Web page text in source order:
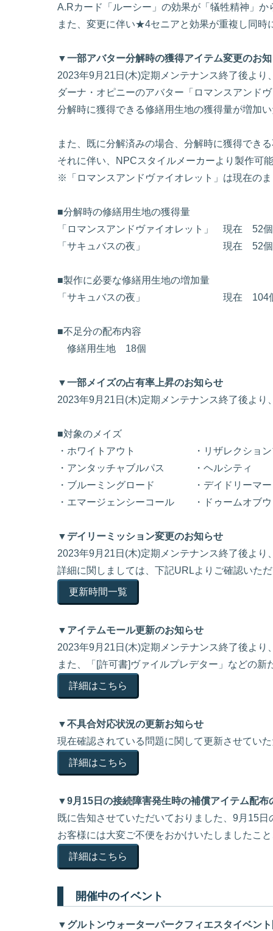
A.Rカード「ルーシー」の効果が「犠牲精神」
また、変更に伴い★4セニアと効果が重複し同時
▼一部アバター分解時の獲得アイテム変更のお
2023年9月21日(木)定期メンテナンス終了後より
ダーナ・オピニーのアバター「ロマンスアンド
分解時に獲得できる修繕用生地の獲得量が増加
また、既に分解済みの場合、分解時に獲得でき
それに伴い、NPCスタイルメーカーより製作可
※「ロマンスアンドヴァイオレット」は現在の
■分解時の修繕用生地の獲得量
「ロマンスアンドヴァイオレット」 現在 52
「サキュバスの夜」 現在 52個
■製作に必要な修繕用生地の増加量
「サキュバスの夜」 現在 104個
■不足分の配布内容
修繕用生地 18個
▼一部メイズの占有率上昇のお知らせ
2023年9月21日(木)定期メンテナンス終了後よ
■対象のメイズ
・ホワイトアウト ・リザレクションプ
・アンタッチャブルパス ・ヘルシティ
・ブルーミングロード ・デイドリーマー
・エマージェンシーコール ・ドゥームオブウ
▼デイリーミッション変更のお知らせ
2023年9月21日(木)定期メンテナンス終了後よ
詳細に関しましては、下記URLよりご確認いた
更新時間一覧
▼アイテムモール更新のお知らせ
2023年9月21日(木)定期メンテナンス終了後よ
また、「[許可書]ヴァイルプレデター」などの
詳細はこちら
▼不具合対応状況の更新お知らせ
現在確認されている問題に関して更新させてい
詳細はこちら
▼9月15日の接続障害発生時の補償アイテム配布
既に告知させていただいておりました、9月15
お客様には大変ご不便をおかけいたしましたこ
詳細はこちら
開催中のイベント
▼グルトンウォーターパークフィエスタイベン